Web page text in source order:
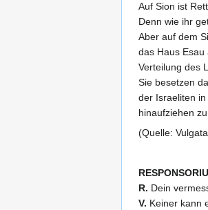
Auf Sion ist
Denn wie ihr
Aber auf dem
das Haus
Verteilung des
Sie besetzen
der Israeliten
hinaufziehen
(Quelle:
R. Dein
V. Keiner kann